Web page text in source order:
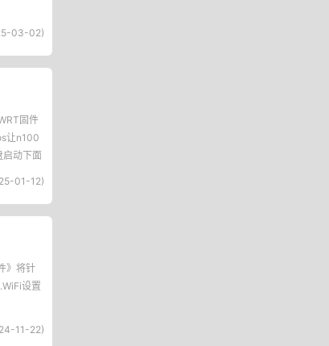
03-02)
固件
让n100
动下面
01-12)
》将针
设置
11-22)